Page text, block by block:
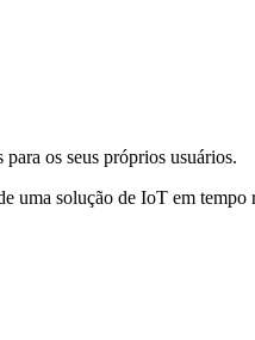
os seus próprios usuários.
uma solução de IoT em tempo